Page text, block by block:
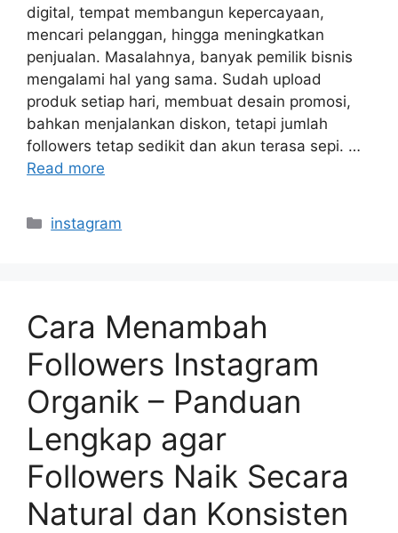
digital, tempat membangun kepercayaan,
mencari pelanggan, hingga meningkatkan
penjualan. Masalahnya, banyak pemilik bisnis
mengalami hal yang sama. Sudah upload
produk setiap hari, membuat desain promosi,
bahkan menjalankan diskon, tetapi jumlah
followers tetap sedikit dan akun terasa sepi. …
Read more
Categories
instagram
Cara Menambah
Followers Instagram
Organik – Panduan
Lengkap agar
Followers Naik Secara
Natural dan Konsisten